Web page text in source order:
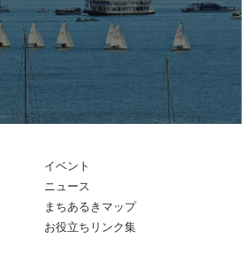
イベント
ニュース
まちあるきマップ
お役立ちリンク集